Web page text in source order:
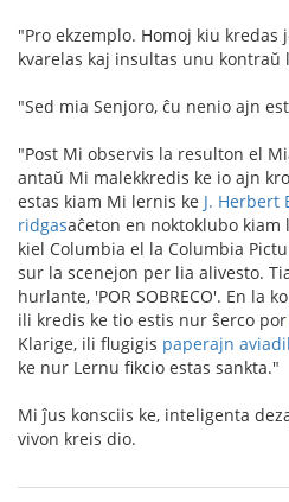
"Pro ekzemplo. Homoj kiu
kvarelas kaj insultas unu
"Sed mia Senjoro, ĉu nenio ajn
"Post Mi observis la resulton el
antaŭ Mi malekkredis ke io ajn
estas kiam Mi lernis ke J. Herbert
ridgasaĉeton en noktoklubo
kiel Columbia el la Columbia
sur la scenejon per lia alivesto.
hurlante, 'POR SOBRECO'. En la
ili kredis ke tio estis nur ŝerco por
Klarige, ili flugigis paperajn
ke nur Lernu fikcio estas sankta."
Mi ĵus konsciis ke, inteligenta
vivon kreis dio.